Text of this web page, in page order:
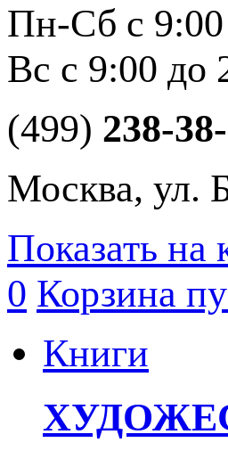
Пн-Сб с 9:00
Вс с 9:00 до
(499) 238-
Москва, ул.
Показать на
0 Корзина
Книги